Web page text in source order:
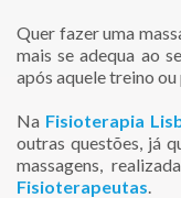
Quer fazer uma
mais se adequa ao
após aquele treino
Na Fisioterapia
outras questões, já
massagens,
Fisioterapeutas